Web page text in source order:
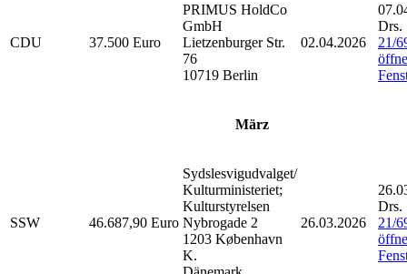
CDU 37.500 Euro
PRIMUS HoldCo
GmbH
Lietzenburger Str.
76
10719 Berlin
02.04.2026
Drs.
21/
März
SSW 46.687,90 Euro
Sydslesvigudvalget/
Kulturministeriet;
Kulturstyrelsen
Nybrogade 2
1203 København
K.
26.03.2026
Drs.
21/